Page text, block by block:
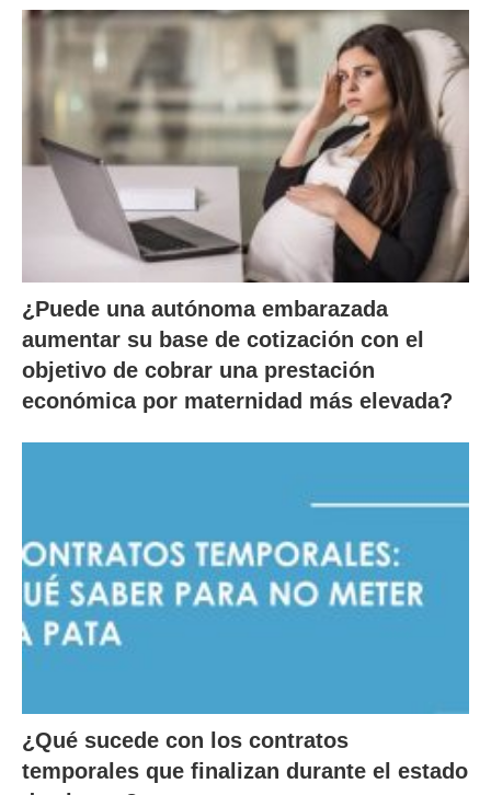
¿Puede una autónoma embarazada
aumentar su base de cotización con el
objetivo de cobrar una prestación
económica por maternidad más elevada?
¿Qué sucede con los contratos
temporales que finalizan durante el estado